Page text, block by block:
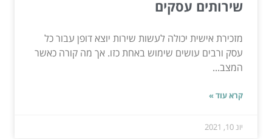
שירותים עסקים
מזכירת אישית יכולה לעשות שירות יוצא דופן עבור כל
עסק ורבים עושים שימוש באחת כזו. אך מה קורה כאשר
המצב...
קרא עוד »
יונ 10, 2021